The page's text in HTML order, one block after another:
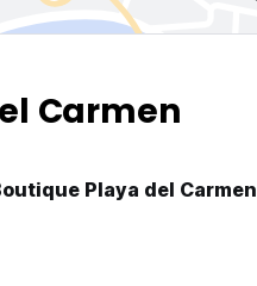
Carmen
Playa del Carmen